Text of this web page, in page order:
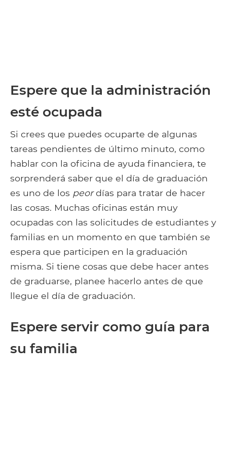
Espere que la administración
esté ocupada
Si crees que puedes ocuparte de algunas
tareas pendientes de último minuto, como
hablar con la oficina de ayuda financiera, te
sorprenderá saber que el día de graduación
es uno de los peordías para tratar de hacer
las cosas. Muchas oficinas están muy
ocupadas con las solicitudes de estudiantes y
familias en un momento en que también se
espera que participen en la graduación
misma. Si tiene cosas que debe hacer antes
de graduarse, planee hacerlo antes de que
llegue el día de graduación.
Espere servir como guía para
su familia